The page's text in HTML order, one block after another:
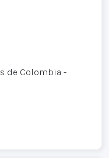
de Colombia -